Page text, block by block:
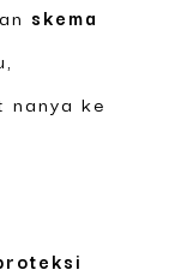
skema
nanya ke